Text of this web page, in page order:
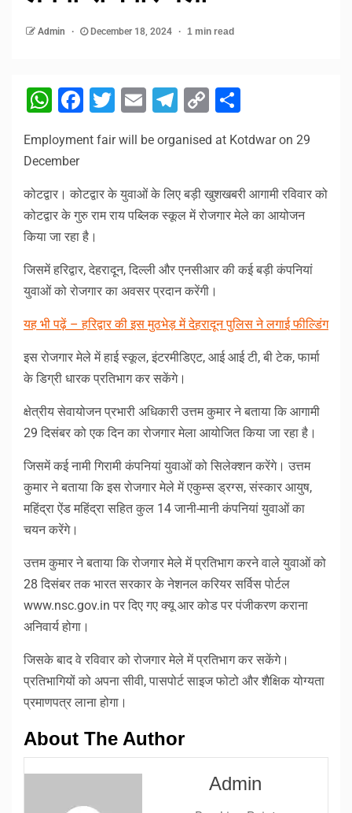
Admin December 18, 2024 1 min read
WhatsApp
Facebook
Twitter
EmailTelegram
Copy
Employment fair will be organised at Kotdwar on 29
December
कोटद्वार। कोटद्वार के युवाओं के लिए बड़ी खुशखबरी आगामी रविवार को
कोटद्वार के गुरु राम राय पब्लिक स्कूल में रोजगार मेले का आयोजन
किया जा रहा है।
जिसमें हरिद्वार, देहरादून, दिल्ली और एनसीआर की कई बड़ी कंपनियां
युवाओं को रोजगार का अवसर प्रदान करेंगी।
यह भी पढ़ें – हरिद्वार की इस मुठभेड़ में देहरादून पुलिस ने लगाई फील्डिंग
इस रोजगार मेले में हाई स्कूल, इंटरमीडिएट, आई आई टी, बी टेक, फार्मा
के डिग्री धारक प्रतिभाग कर सकेंगे।
क्षेत्रीय सेवायोजन प्रभारी अधिकारी उत्तम कुमार ने बताया कि आगामी
29 दिसंबर को एक दिन का रोजगार मेला आयोजित किया जा रहा है।
जिसमें कई नामी गिरामी कंपनियां युवाओं को सिलेक्शन करेंगे। उत्तम
कुमार ने बताया कि इस रोजगार मेले में एकुम्स ड्रग्स, संस्कार आयुष,
महिंद्रा ऐंड महिंद्रा सहित कुल 14 जानी-मानी कंपनियां युवाओं का
चयन करेंगे।
उत्तम कुमार ने बताया कि रोजगार मेले में प्रतिभाग करने वाले युवाओं को
28 दिसंबर तक भारत सरकार के नेशनल करियर सर्विस पोर्टल
www.nsc.gov.in पर दिए गए क्यू आर कोड पर पंजीकरण कराना
अनिवार्य होगा।
जिसके बाद वे रविवार को रोजगार मेले में प्रतिभाग कर सकेंगे।
प्रतिभागियों को अपना सीवी, पासपोर्ट साइज फोटो और शैक्षिक योग्यता
प्रमाणपत्र लाना होगा।
About The Author
Admin